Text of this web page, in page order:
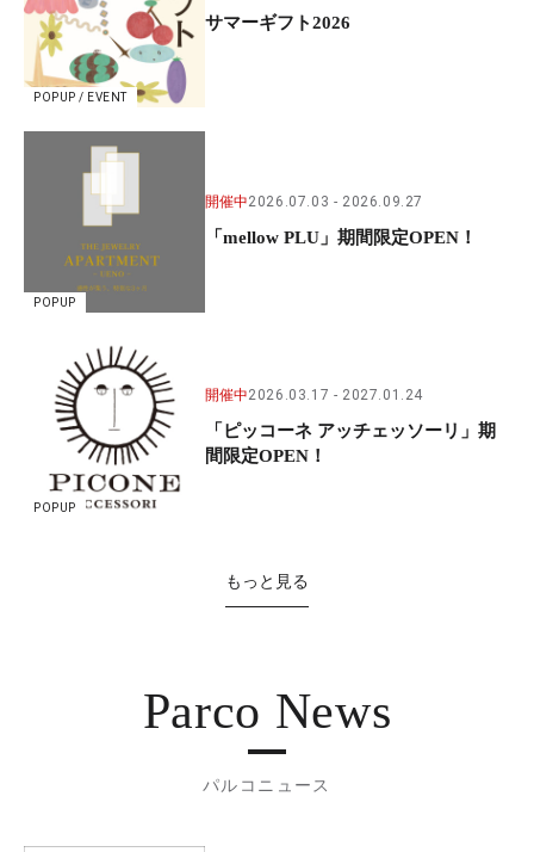
POPUP / EVENT
サマーギフト2026
POPUP
開催中2026.07.03 2026.09.27
「mellow PLU」期間限定OPEN！
POPUP
開催中2026.03.17 2027.01.24
「ピッコーネ アッチェッソーリ」期
間限定OPEN！
もっと見る
Parco News
パルコニュース